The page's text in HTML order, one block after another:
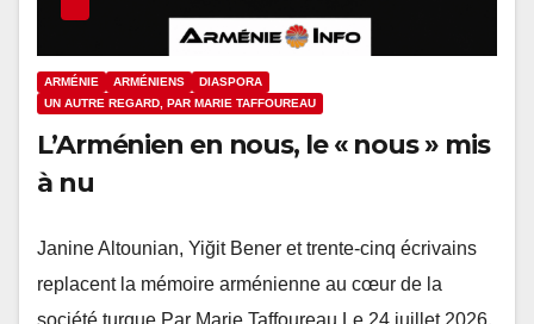
ARMÉNIE ARMÉNIENS
DIASPORA
UN AUTRE REGARD, PAR MARIE TAFFOUREAU
L’Arménien en nous, le « nous » mis
à nu
Janine Altounian, Yiğit Bener et trente-cinq écrivains
replacent la mémoire arménienne au cœur de la
société turque Par Marie Taffoureau Le 24 juillet 2026,